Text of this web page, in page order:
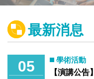
最新消息
05
學術活動
【演講公